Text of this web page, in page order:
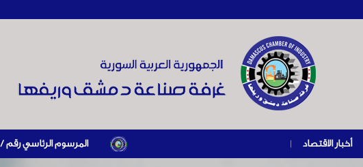
أخبار الاقتصاد | المرسوم الرئاسي رقم /69/ لعام 2026 .. دعم ضريبي للمنشآت المتضررة في إطار مسار التعافي الاقتصادي وإعادة تنشيط الإنتاج